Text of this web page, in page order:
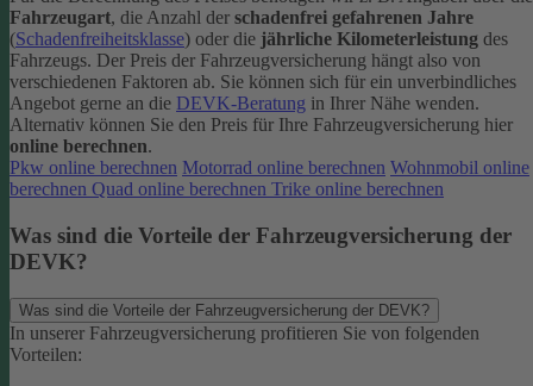
Fahrzeugart, die Anzahl der schadenfrei gefahrenen Jahre
(Schadenfreiheitsklasse) oder die jährliche Kilometerleistung des
Fahrzeugs. Der Preis der Fahrzeugversicherung hängt also von
verschiedenen Faktoren ab. Sie können sich für ein unverbindliches
Angebot gerne an die DEVK-Beratung in Ihrer Nähe wenden.
Alternativ können Sie den Preis für Ihre Fahrzeugversicherung hier
online berechnen.
Pkw online berechnen Motorrad online berechnen Wohnmobil online
berechnen Quad online berechnen Trike online berechnen
Was sind die Vorteile der Fahrzeugversicherung der
DEVK?
Was sind die Vorteile der Fahrzeugversicherung der DEVK?
In unserer Fahrzeugversicherung profitieren Sie von folgenden
Vorteilen: